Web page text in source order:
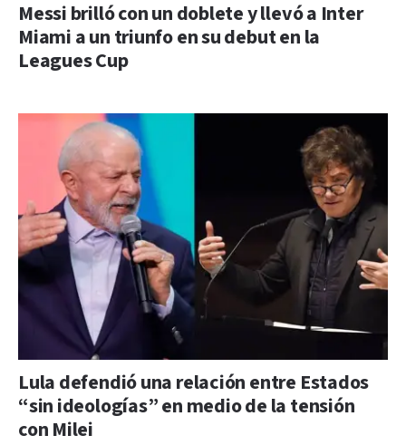
Messi brilló con un doblete y llevó a Inter
Miami a un triunfo en su debut en la
Leagues Cup
Lula defendió una relación entre Estados
“sin ideologías” en medio de la tensión
con Milei